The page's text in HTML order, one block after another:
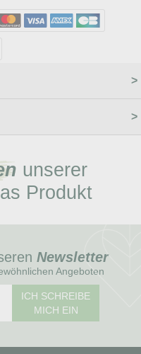
unserer
Produkt
Newsletter
Angeboten
ICH SCHREIBE
MICH EIN